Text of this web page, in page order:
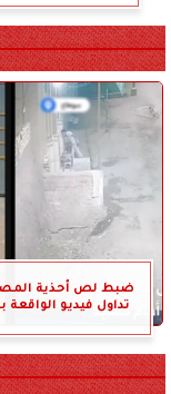
ضبط لص أحذية
تداول فيديو